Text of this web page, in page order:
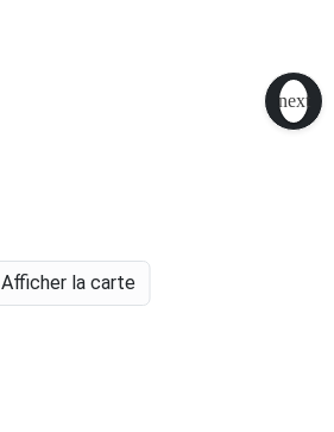
Afficher la carte